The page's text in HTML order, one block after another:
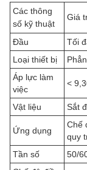
Các thông
số kỹ thuật
Giá
Đầu
Tối
Loại thiết bị
Áp lực làm
việc
<
Vật liệu Sắt
Ứng dụng
Chế
quy
Tần số
50/